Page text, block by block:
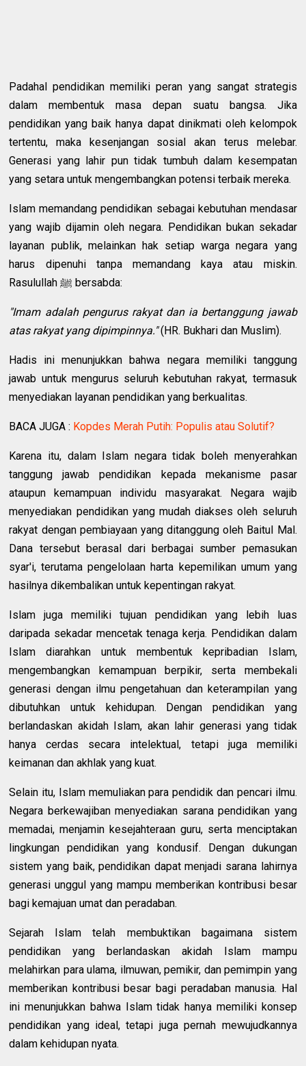
Padahal pendidikan memiliki peran yang sangat strategis
dalam membentuk masa depan suatu bangsa. Jika
pendidikan yang baik hanya dapat dinikmati oleh kelompok
tertentu, maka kesenjangan sosial akan terus melebar.
Generasi yang lahir pun tidak tumbuh dalam kesempatan
yang setara untuk mengembangkan potensi terbaik mereka.
Islam memandang pendidikan sebagai kebutuhan mendasar
yang wajib dijamin oleh negara. Pendidikan bukan sekadar
layanan publik, melainkan hak setiap warga negara yang
harus dipenuhi tanpa memandang kaya atau miskin.
Rasulullah ﷺ bersabda:
"Imam adalah pengurus rakyat dan ia bertanggung jawab
atas rakyat yang dipimpinnya."(HR. Bukhari dan Muslim).
Hadis ini menunjukkan bahwa negara memiliki tanggung
jawab untuk mengurus seluruh kebutuhan rakyat, termasuk
menyediakan layanan pendidikan yang berkualitas.
BACA JUGA : Kopdes Merah Putih: Populis atau Solutif?
Karena itu, dalam Islam negara tidak boleh menyerahkan
tanggung jawab pendidikan kepada mekanisme pasar
ataupun kemampuan individu masyarakat. Negara wajib
menyediakan pendidikan yang mudah diakses oleh seluruh
rakyat dengan pembiayaan yang ditanggung oleh Baitul Mal.
Dana tersebut berasal dari berbagai sumber pemasukan
syar'i, terutama pengelolaan harta kepemilikan umum yang
hasilnya dikembalikan untuk kepentingan rakyat.
Islam juga memiliki tujuan pendidikan yang lebih luas
daripada sekadar mencetak tenaga kerja. Pendidikan dalam
Islam diarahkan untuk membentuk kepribadian Islam,
mengembangkan kemampuan berpikir, serta membekali
generasi dengan ilmu pengetahuan dan keterampilan yang
dibutuhkan untuk kehidupan. Dengan pendidikan yang
berlandaskan akidah Islam, akan lahir generasi yang tidak
hanya cerdas secara intelektual, tetapi juga memiliki
keimanan dan akhlak yang kuat.
Selain itu, Islam memuliakan para pendidik dan pencari ilmu.
Negara berkewajiban menyediakan sarana pendidikan yang
memadai, menjamin kesejahteraan guru, serta menciptakan
lingkungan pendidikan yang kondusif. Dengan dukungan
sistem yang baik, pendidikan dapat menjadi sarana lahirnya
generasi unggul yang mampu memberikan kontribusi besar
bagi kemajuan umat dan peradaban.
Sejarah Islam telah membuktikan bagaimana sistem
pendidikan yang berlandaskan akidah Islam mampu
melahirkan para ulama, ilmuwan, pemikir, dan pemimpin yang
memberikan kontribusi besar bagi peradaban manusia. Hal
ini menunjukkan bahwa Islam tidak hanya memiliki konsep
pendidikan yang ideal, tetapi juga pernah mewujudkannya
dalam kehidupan nyata.